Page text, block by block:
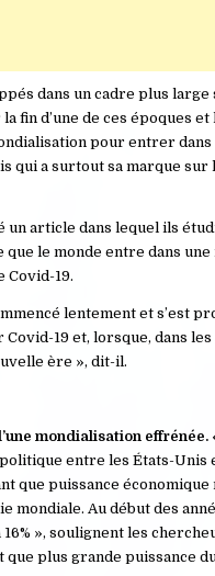
dans un cadre plus
d’une de ces époques et
pour entrer dans
qui a surtout sa marque
un article dans lequel ils
le monde entre dans
Covid-19.
lentement et s’est
19 et, lorsque, dans les
ère », dit-il.
mondialisation effrénée.
entre les États-Unis
que puissance économique
mondiale. Au début des
», soulignent les
plus grande puissance